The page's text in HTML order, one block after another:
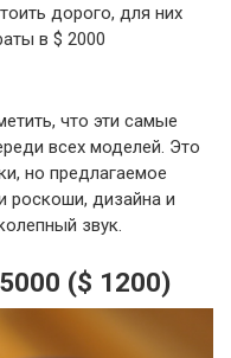
дорого, для них
в $ 2000
что эти самые
всех моделей. Это
но предлагаемое
роскоши, дизайна и
звук.
($ 1200)